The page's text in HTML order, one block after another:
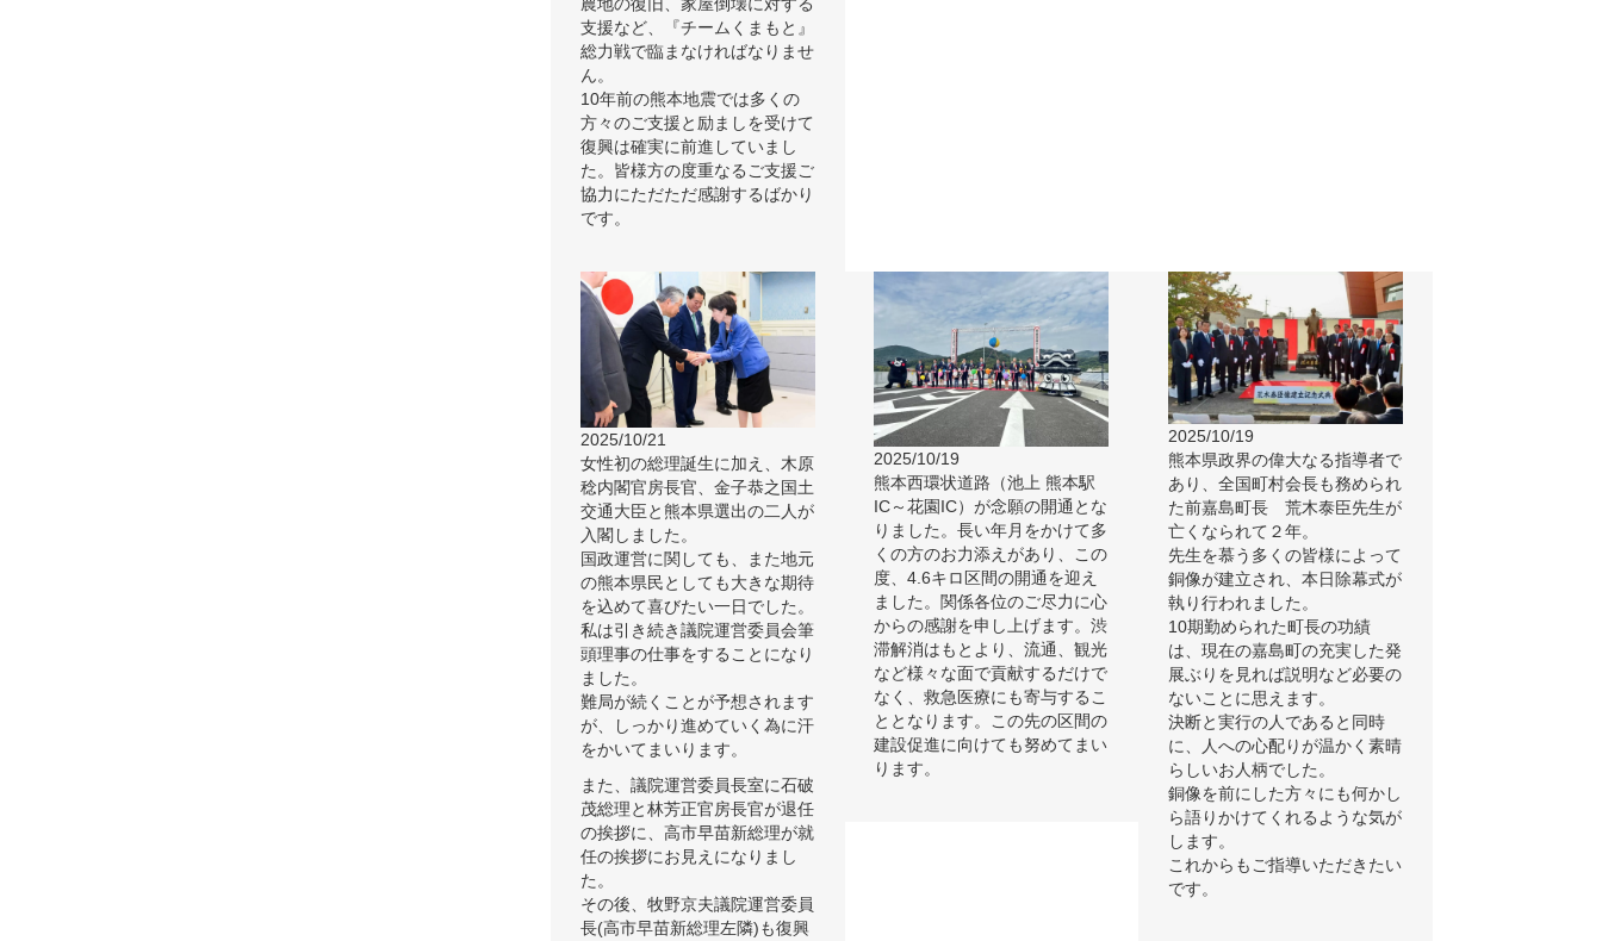
支援など、『チームくまもと』
総力戦で臨まなければなりませ
ん。
10年前の熊本地震では多くの
方々のご支援と励ましを受けて
復興は確実に前進していまし
た。皆様方の度重なるご支援ご
協力にただただ感謝するばかり
です。
2025/10/21
女性初の総理誕生に加え、木原
稔内閣官房長官、金子恭之国土
交通大臣と熊本県選出の二人が
入閣しました。
国政運営に関しても、また地元
の熊本県民としても大きな期待
を込めて喜びたい一日でした。
私は引き続き議院運営委員会筆
頭理事の仕事をすることになり
ました。
難局が続くことが予想されます
が、しっかり進めていく為に汗
をかいてまいります。
また、議院運営委員長室に石破
茂総理と林芳正官房長官が退任
の挨拶に、高市早苗新総理が就
任の挨拶にお見えになりまし
た。
その後、牧野京夫議院運営委員
長(高市早苗新総理左隣)も復興
2025/10/19
熊本西環状道路（池上 熊本駅
IC～花園IC）が念願の開通とな
りました。長い年月をかけて多
くの方のお力添えがあり、この
度、4.6キロ区間の開通を迎え
ました。関係各位のご尽力に心
からの感謝を申し上げます。渋
滞解消はもとより、流通、観光
など様々な面で貢献するだけで
なく、救急医療にも寄与するこ
ととなります。この先の区間の
建設促進に向けても努めてまい
ります。
2025/10/19
熊本県政界の偉大なる指導者で
あり、全国町村会長も務められ
た前嘉島町長 荒木泰臣先生が
亡くなられて２年。
先生を慕う多くの皆様によって
銅像が建立され、本日除幕式が
執り行われました。
10期勤められた町長の功績
は、現在の嘉島町の充実した発
展ぶりを見れば説明など必要の
ないことに思えます。
決断と実行の人であると同時
に、人への心配りが温かく素晴
らしいお人柄でした。
銅像を前にした方々にも何かし
ら語りかけてくれるような気が
します。
これからもご指導いただきたい
です。